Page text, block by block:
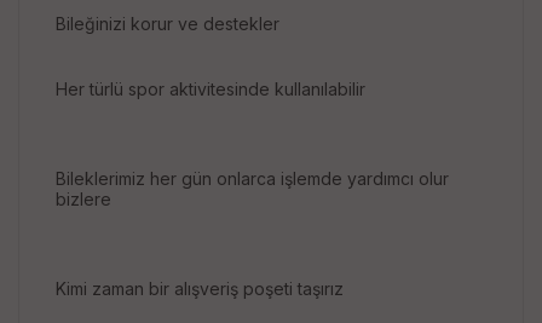
Bileğinizi korur ve destekler
Her türlü spor aktivitesinde kullanılabilir
Bileklerimiz her gün onlarca işlemde yardımcı olur
bizlere
Kimi zaman bir alışveriş poşeti taşırız